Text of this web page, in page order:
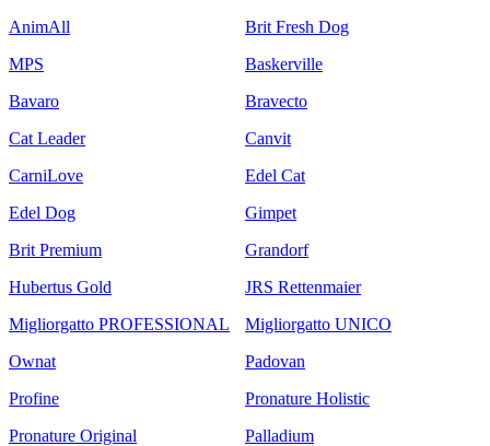
AnimAll
Brit Fresh Dog
MPS
Baskerville
Bavaro
Bravecto
Cat Leader
Canvit
CarniLove
Edel Cat
Edel Dog
Gimpet
Brit Premium
Grandorf
Hubertus Gold
JRS Rettenmaier
Migliorgatto PROFESSIONAL
Migliorgatto UNICO
Ownat
Padovan
Profine
Pronature Holistic
Pronature Original
Palladium